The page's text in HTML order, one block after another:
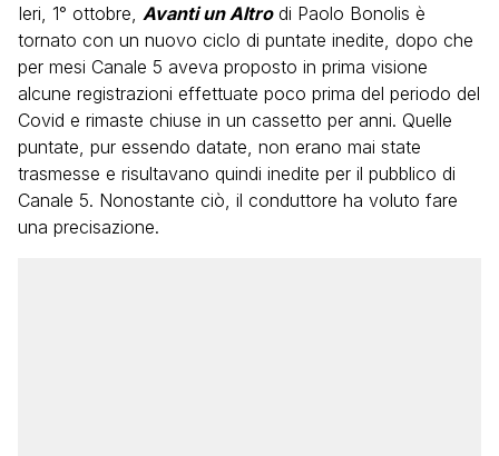
Ieri, 1° ottobre, Avanti un Altrodi Paolo Bonolis è
tornato con un nuovo ciclo di puntate inedite, dopo che
per mesi Canale 5 aveva proposto in prima visione
alcune registrazioni effettuate poco prima del periodo del
Covid e rimaste chiuse in un cassetto per anni. Quelle
puntate, pur essendo datate, non erano mai state
trasmesse e risultavano quindi inedite per il pubblico di
Canale 5. Nonostante ciò, il conduttore ha voluto fare
una precisazione.